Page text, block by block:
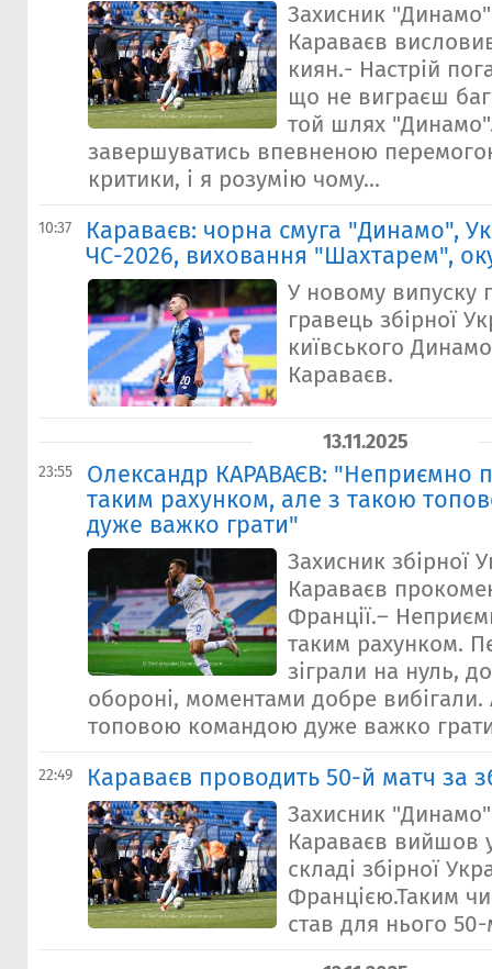
Захисник
Караваєв
киян.- Настрій
що не виграєш
той шлях
завершуватись впевненою
критики, і я розумію чому...
10:37
Караваєв: чорна смуга "Динамо",
ЧС-2026, виховання "Шахтарем",
У новому випуску
гравець збірної
київського
Караваєв.
13.11.2025
23:55
Олександр КАРАВАЄВ: "Неприємно
таким рахунком, але з такою
дуже важко грати"
Захисник збірної
Караваєв
Франції.–
таким рахунком.
зіграли на нуль,
обороні, моментами добре
топовою командою дуже важко
22:49 Караваєв проводить 50-й матч за
Захисник
Караваєв вийшов
складі збірної
Францією.Таким
став для нього